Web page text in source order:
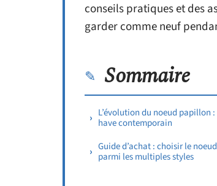
conseils pratiques et des
garder comme neuf
Sommaire
L’évolution du noeud papillon
have contemporain
Guide d’achat : choisir le
parmi les multiples styles